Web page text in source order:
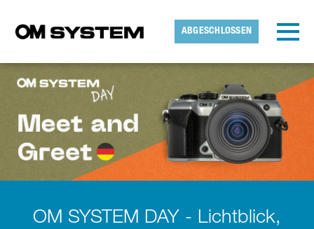
ABGESCHLOSSEN
OMDS
OM SYSTEM DAY - Lichtblick,
OK